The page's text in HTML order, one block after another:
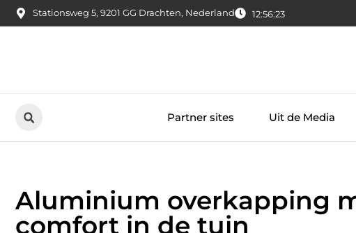
Stationsweg 5, 9201 GG Drachten, Nederland 12:56:24
Partner sites Uit de Media
Aluminium overkapping
comfort in de tuin